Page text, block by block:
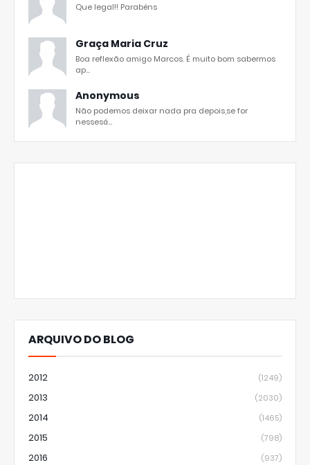
Que legal!! Parabéns
Graça Maria Cruz
Boa reflexão amigo Marcos. É muito bom sabermos
ap...
Anonymous
Não podemos deixar nada pra depois,se for
nessesá...
ARQUIVO DO BLOG
2012 (1249)
2013 (2030)
2014 (1465)
2015 (798)
2016 (937)